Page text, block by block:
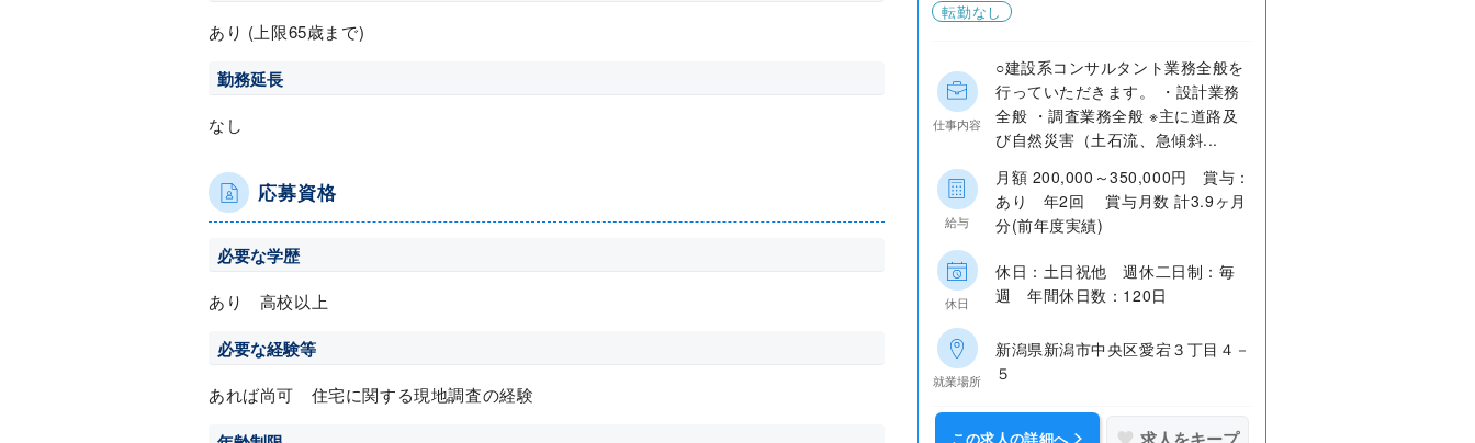
あり (上限65歳まで)
勤務延長
なし
応募資格
必要な学歴
あり 高校以上
必要な経験等
あれば尚可 住宅に関する現地調査の経験
転勤なし
仕事内容
○建設系コンサルタント業務全般を
行っていただきます。 ・設計業務
全般 ・調査業務全般 ※主に道路及
び自然災害（土石流、急傾斜...
給与
月額 200,000～350,000円 賞与：
あり 年2回 賞与月数 計3.9ヶ月
分(前年度実績)
休日
休日：土日祝他 週休二日制：毎
週 年間休日数：120日
就業場所
新潟県新潟市中央区愛宕３丁目４－
５
この求人の詳細へ 求人をキープ